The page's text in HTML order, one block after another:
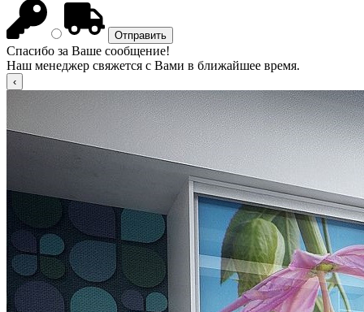
Спасибо за Ваше сообщение!
Наш менеджер свяжется с Вами в ближайшее время.